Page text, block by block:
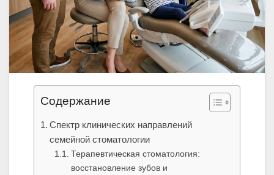
Содержание
Спектр клинических направлений
семейной стоматологии
Терапевтическая стоматология:
восстановление зубов и